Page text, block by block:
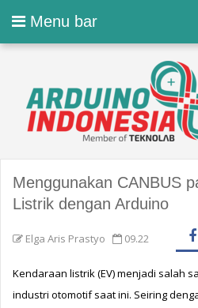
Menu bar
Menggunakan CANBUS
Listrik dengan Arduino
Elga Aris Prastyo 09.22
Kendaraan listrik (EV) menjadi salah
industri otomotif saat ini. Seiring